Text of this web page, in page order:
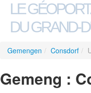
LE
DU GRAND-
Gemengen / Consdorf /
Gemeng :